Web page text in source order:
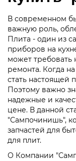
В современном
важную роль,
Плита - один из
приборов на
может требовать
ремонта. Когда
стать настоящей
Поэтому важно
надежные и
цене. В данной
"Сампочинишь",
запчастей для
для плит.
О Компании